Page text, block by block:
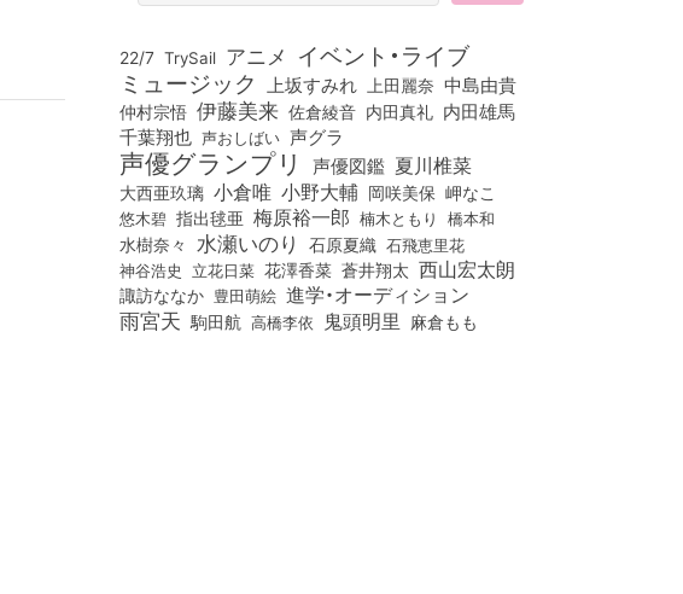
22/7 TrySail アニメ イベント・ライブ
ミュージック 上坂すみれ 上田麗奈 中島由貴
仲村宗悟 伊藤美来 佐倉綾音 内田真礼 内田雄馬
千葉翔也 声おしばい 声グラ
声優グランプリ 声優図鑑 夏川椎菜
大西亜玖璃 小倉唯 小野大輔 岡咲美保 岬なこ
悠木碧 指出毬亜 梅原裕一郎 楠木ともり 橋本和
水樹奈々 水瀬いのり 石原夏織 石飛恵里花
神谷浩史 立花日菜 花澤香菜 蒼井翔太 西山宏太朗
諏訪ななか 豊田萌絵 進学・オーディション
雨宮天 駒田航 高橋李依 鬼頭明里 麻倉もも